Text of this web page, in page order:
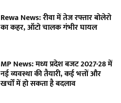
Rewa News: रीवा में तेज रफ्तार बोलेरो
का कहर, ऑटो चालक गंभीर घायल
MP News: मध्य प्रदेश बजट 2027-28 में
नई व्यवस्था की तैयारी, कई भत्तों और
खर्चों में हो सकता है बदलाव